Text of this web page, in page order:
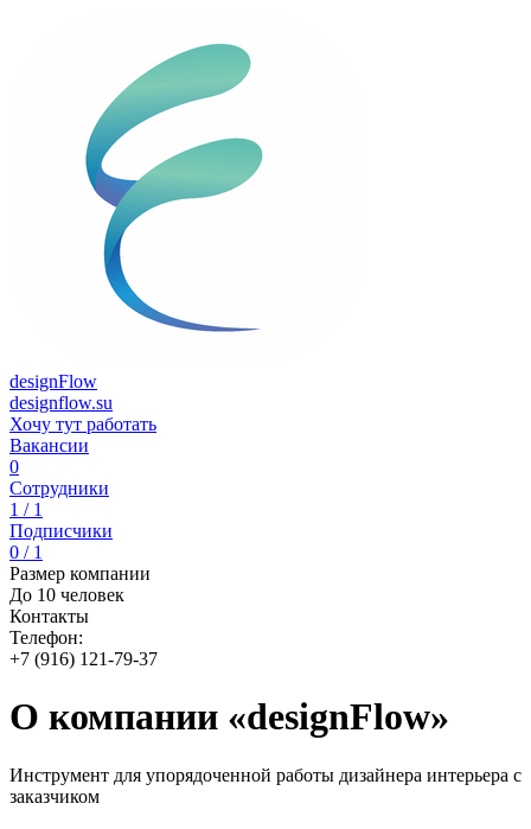
designFlow
designflow.su
Хочу тут работать
Вакансии
0
Сотрудники
1 / 1
Подписчики
0 / 1
Размер компании
До 10 человек
Контакты
Телефон:
+7 (916) 121-79-37
О компании «designFlow»
Инструмент для упорядоченной работы дизайнера интерьера с
заказчиком